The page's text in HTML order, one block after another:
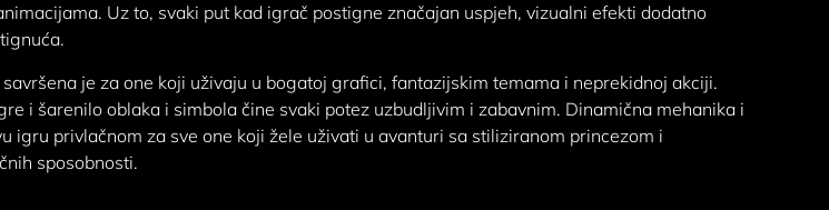
Uz to, svaki put kad igrač postigne značajan uspjeh, vizualni efekti dodatno
je za one koji uživaju u bogatoj grafici, fantazijskim temama i neprekidnoj akciji.
i šarenilo oblaka i simbola čine svaki potez uzbudljivim i zabavnim. Dinamična mehanika i
igru privlačnom za sve one koji žele uživati u avanturi sa stiliziranom princezom i
sposobnosti.